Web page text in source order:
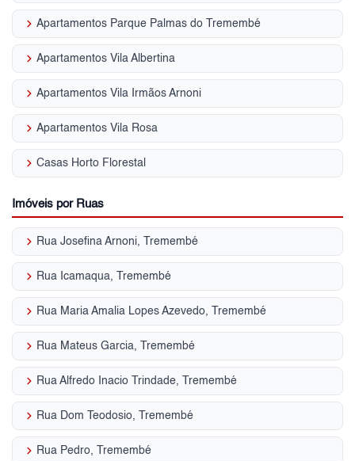
keyboard_arrow_right Apartamentos Parque Palmas do Tremembé
keyboard_arrow_right Apartamentos Vila Albertina
keyboard_arrow_right Apartamentos Vila Irmãos Arnoni
keyboard_arrow_right Apartamentos Vila Rosa
keyboard_arrow_right Casas Horto Florestal
Imóveis por Ruas
keyboard_arrow_right Rua Josefina Arnoni, Tremembé
keyboard_arrow_right Rua Icamaqua, Tremembé
keyboard_arrow_right Rua Maria Amalia Lopes Azevedo, Tremembé
keyboard_arrow_right Rua Mateus Garcia, Tremembé
keyboard_arrow_right Rua Alfredo Inacio Trindade, Tremembé
keyboard_arrow_right Rua Dom Teodosio, Tremembé
keyboard_arrow_right Rua Pedro, Tremembé